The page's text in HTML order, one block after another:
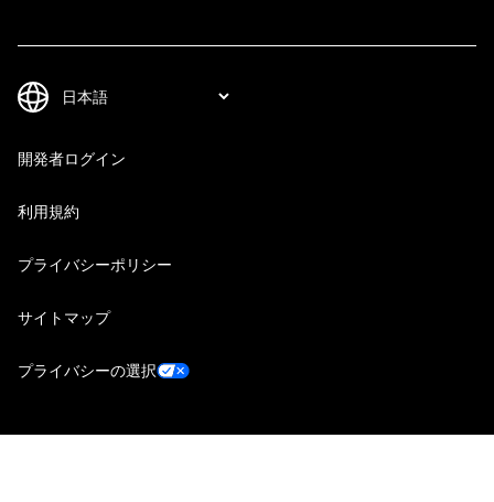
開発者ログイン
利用規約
プライバシーポリシー
サイトマップ
プライバシーの選択